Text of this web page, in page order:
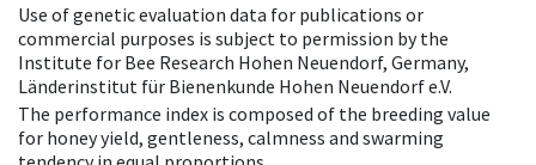
Use of genetic evaluation data for publications or
commercial purposes is subject to permission by the
Institute for Bee Research Hohen Neuendorf, Germany,
Länderinstitut für Bienenkunde Hohen Neuendorf e.V.
The performance index is composed of the breeding value
for honey yield, gentleness, calmness and swarming